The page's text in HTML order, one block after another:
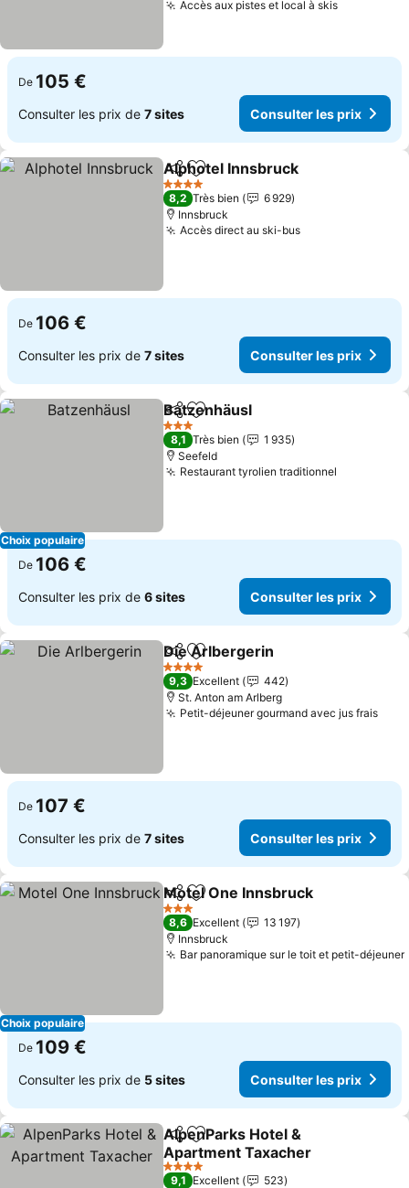
Accès aux pistes et local à skisConsulter
De 105 €
Consulter les prix de 7 sites Consulter les prix
PartagerAjouter à mes favoris
Alphotel Innsbruck
4 Étoiles
8,2 Très bien
6 929
Innsbruck
Accès direct au ski-busConsulter les
De 106 €
Consulter les prix de 7 sites Consulter les prix
Choix populaire
PartagerAjouter à mes favoris
Batzenhäusl
3 Étoiles
8,1 Très bien
1 935
Seefeld
Restaurant tyrolien traditionnel
De 106 €
Consulter les prix de 6 sites Consulter les prix
PartagerAjouter à mes favoris
Die Arlbergerin
4 Étoiles
9,3 Excellent
442
St. Anton am Arlberg
Petit-déjeuner gourmand avec jus frais
De 107 €
Consulter les prix de 7 sites Consulter les prix
Choix populaire
PartagerAjouter à mes favoris
Motel One Innsbruck
3 Étoiles
8,6 Excellent
13 197
Innsbruck
Bar panoramique sur le toit et petit-déjeuner
De 109 €
Consulter les prix de 5 sites Consulter les prix
PartagerAjouter à mes favoris
AlpenParks Hotel &
Apartment Taxacher
Consulter les prix
4 Étoiles
9,1 Excellent
523